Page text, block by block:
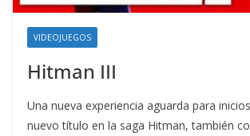
VIDEOJUEGOS
Hitman III
Una nueva experiencia aguarda para
nuevo título en la saga Hitman, también